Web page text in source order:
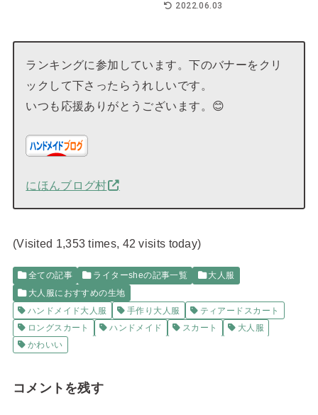
2022.06.03
ランキングに参加しています。下のバナーをクリ
ックして下さったらうれしいです。
いつも応援ありがとうございます。😊
にほんブログ村
(Visited 1,353 times, 42 visits today)
全ての記事 ライターsheの記事一覧
大人服
大人服におすすめの生地
ハンドメイド大人服
手作り大人服
ティアードスカート
ロングスカート
ハンドメイド スカート
大人服
かわいい
コメントを残す